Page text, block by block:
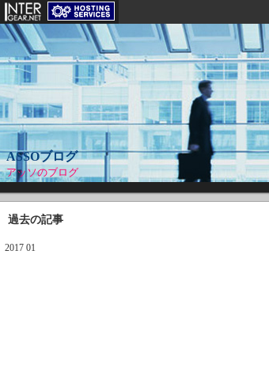
ASSOブログ
アッソのブログ
過去の記事
2017 01